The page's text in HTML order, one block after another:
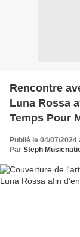
Rencontre
Luna Rossa
Temps Pour
Publié le 04/07/2024
Par Steph